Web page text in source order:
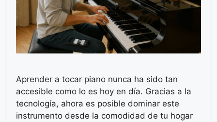
Aprender a tocar piano nunca ha sido tan
accesible como lo es hoy en día. Gracias a la
tecnología, ahora es posible dominar este
instrumento desde la comodidad de tu hogar